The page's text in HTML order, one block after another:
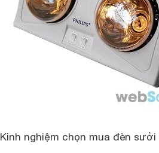
Kinh nghiệm chọn mua đèn